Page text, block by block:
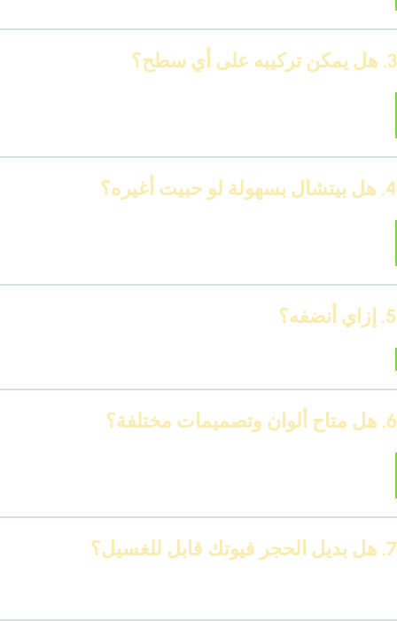
3. هل يمكن تركيبه على أي سطح؟
4. هل بيتشال بسهولة لو حبيت أغيره؟
5. إزاي أنضفه؟
6. هل متاح ألوان وتصميمات مختلفة؟
7. هل بديل الحجر فيوتك قابل للغسيل؟